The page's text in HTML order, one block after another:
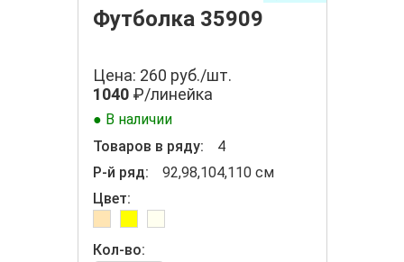
Футболка 35909
Цена: 260 руб./шт.
1040₽/линейка
● В наличии
Товаров в ряду:
4
Р-й ряд:
92,98,104,110 см
Цвет:
Кол-во: